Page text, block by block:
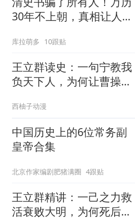
30年不上朝，真相让人心
库拉萌多 10跟贴
王立群读史：一句宁教我
负天下人，为何让曹操背
西柚子动漫
中国历史上的6位常务副
皇帝合集
北京作家编剧肥猪满圈 4跟贴
王立群精讲：一己之力救
活衰败大明，为何死后落